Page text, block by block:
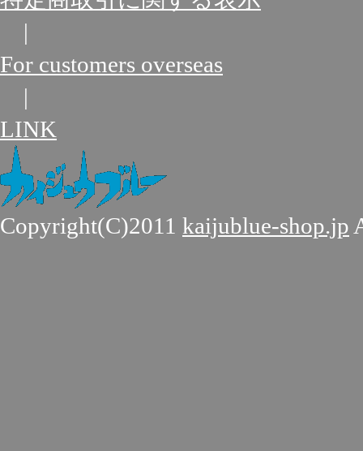
|
For customers overseas
|
LINK
Copyright(C)2011 kaijublue-shop.jp